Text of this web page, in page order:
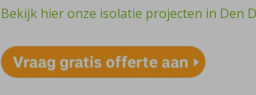
Bekijk hier onze isolatie projecten in Den